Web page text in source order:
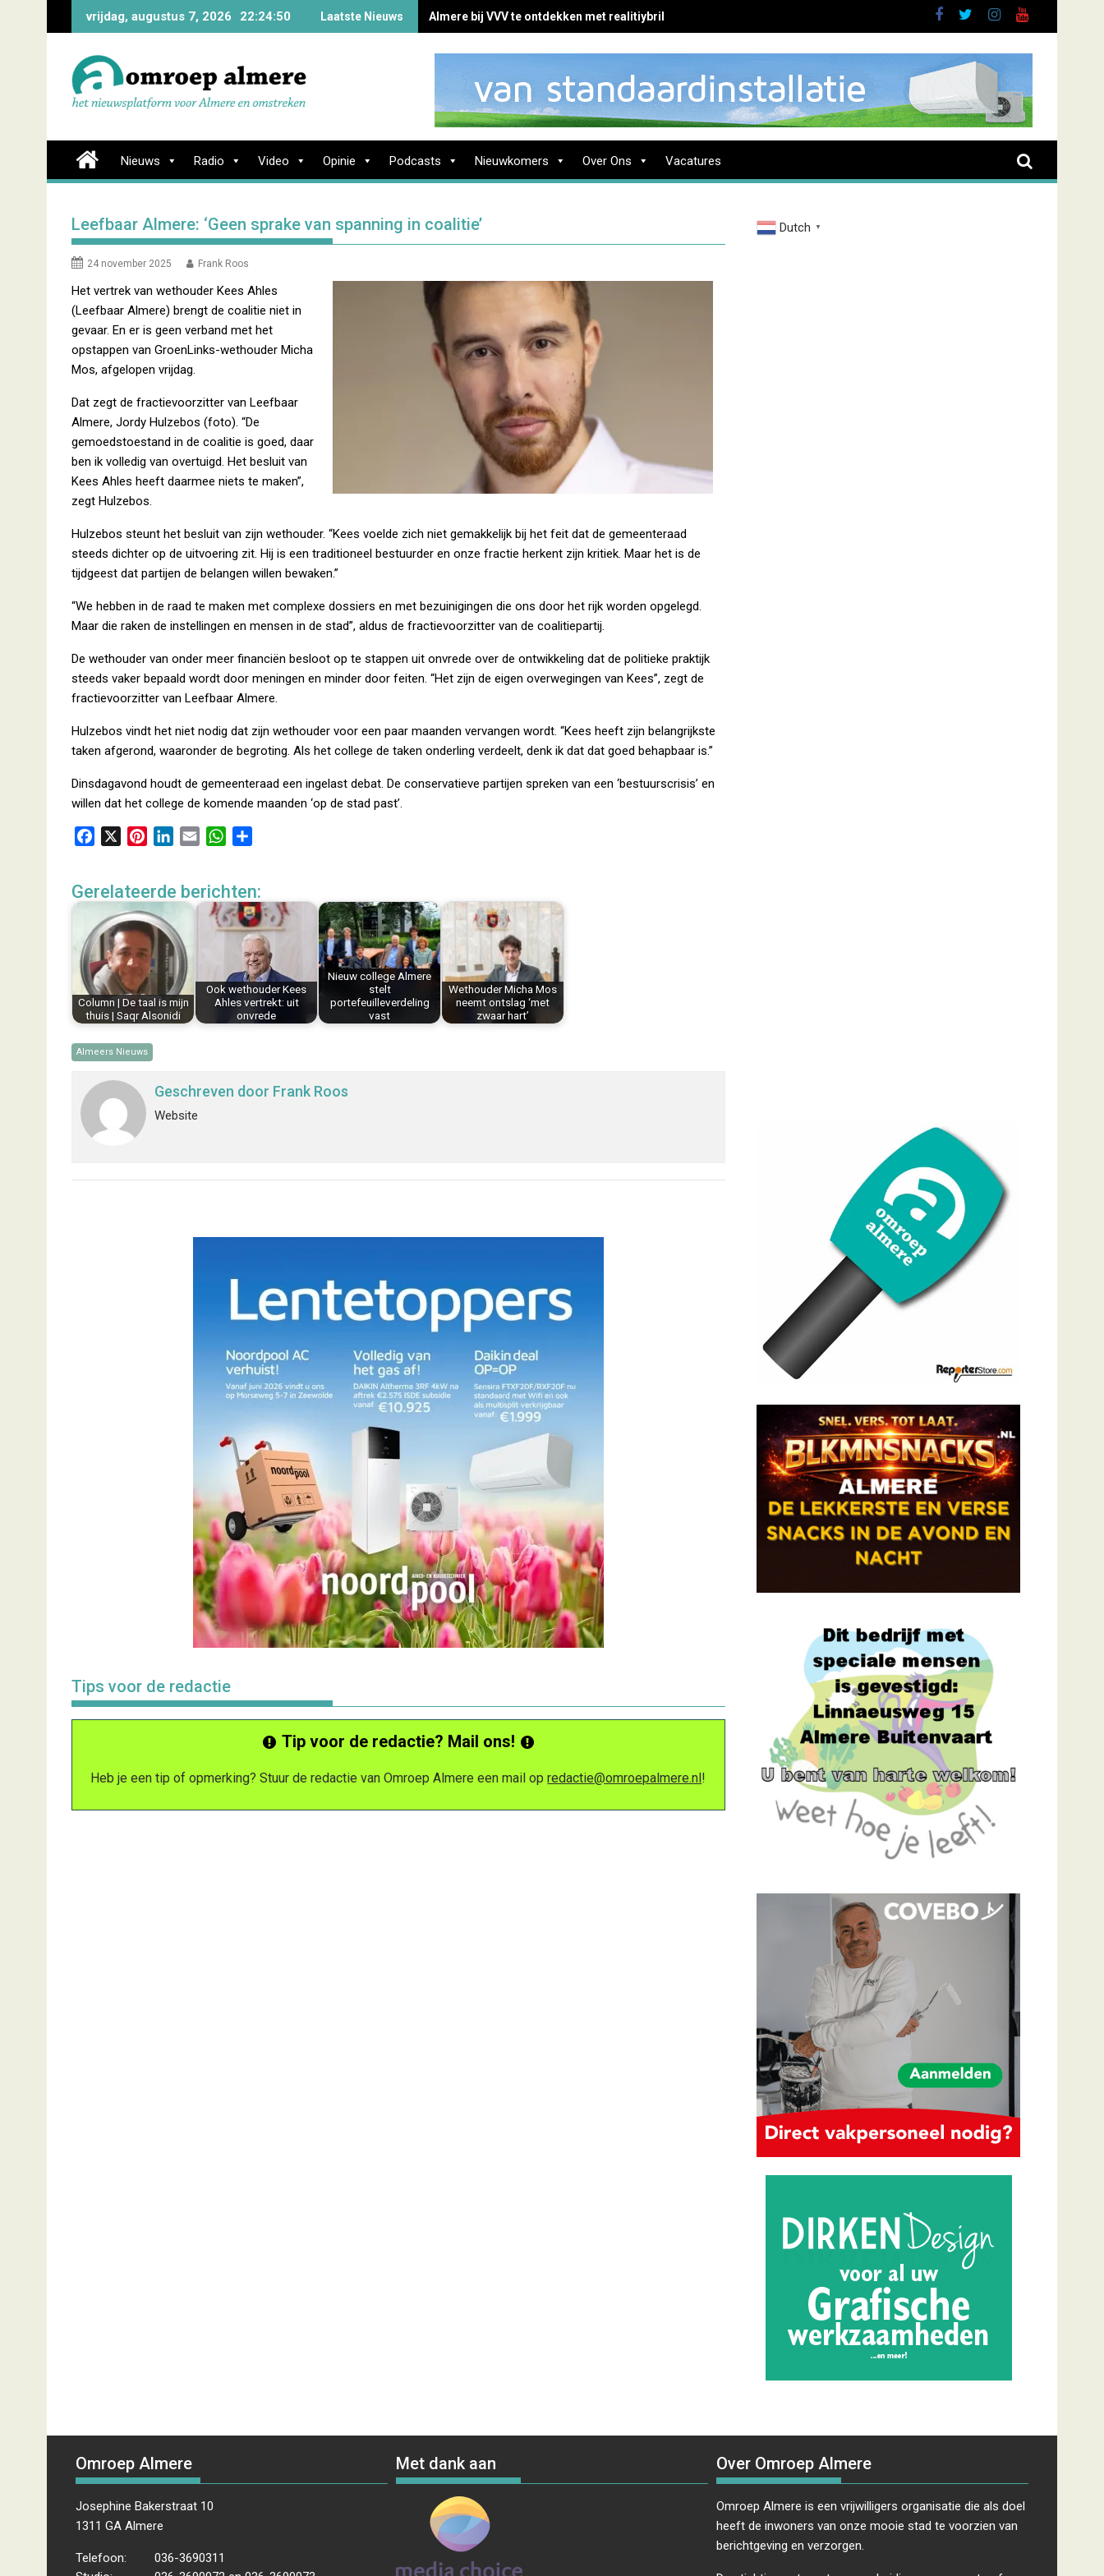
vrijdag, augustus 7, 2026 22:24:50 Laatste Nieuws Almere bij VVV te ontdekken met realitiybril
Nieuws Radio Video Opinie Podcasts Nieuwkomers Over Ons Vacatures
Leefbaar Almere: ‘Geen sprake van spanning in coalitie’
24 november 2025 Frank Roos
Het vertrek van wethouder Kees Ahles
(Leefbaar Almere) brengt de coalitie niet in
gevaar. En er is geen verband met het
opstappen van GroenLinks-wethouder Micha
Mos, afgelopen vrijdag.
Dat zegt de fractievoorzitter van Leefbaar
Almere, Jordy Hulzebos (foto). “De
gemoedstoestand in de coalitie is goed, daar
ben ik volledig van overtuigd. Het besluit van
Kees Ahles heeft daarmee niets te maken”,
zegt Hulzebos.
Hulzebos steunt het besluit van zijn wethouder. “Kees voelde zich niet gemakkelijk bij het feit dat de gemeenteraad
steeds dichter op de uitvoering zit. Hij is een traditioneel bestuurder en onze fractie herkent zijn kritiek. Maar het is de
tijdgeest dat partijen de belangen willen bewaken.”
“We hebben in de raad te maken met complexe dossiers en met bezuinigingen die ons door het rijk worden opgelegd.
Maar die raken de instellingen en mensen in de stad”, aldus de fractievoorzitter van de coalitiepartij.
De wethouder van onder meer financiën besloot op te stappen uit onvrede over de ontwikkeling dat de politieke praktijk
steeds vaker bepaald wordt door meningen en minder door feiten. “Het zijn de eigen overwegingen van Kees”, zegt de
fractievoorzitter van Leefbaar Almere.
Hulzebos vindt het niet nodig dat zijn wethouder voor een paar maanden vervangen wordt. “Kees heeft zijn belangrijkste
taken afgerond, waaronder de begroting. Als het college de taken onderling verdeelt, denk ik dat dat goed behapbaar is.”
Dinsdagavond houdt de gemeenteraad een ingelast debat. De conservatieve partijen spreken van een ‘bestuurscrisis’ en
willen dat het college de komende maanden ‘op de stad past’.
e
o
k
t
e
r
e
s
t
k
d
I
n
i
W
t
s
A
p
e
n
Gerelateerde berichten:
Column | De taal is mijn
thuis | Saqr Alsonidi
Ook wethouder Kees
Ahles vertrekt: uit
onvrede
Nieuw college Almere
stelt
portefeuilleverdeling
vast
Wethouder Micha Mos
neemt ontslag ‘met
zwaar hart’
Almeers Nieuws
Geschreven door Frank Roos
Website
Tips voor de redactie
Tip voor de redactie? Mail ons!
Heb je een tip of opmerking? Stuur de redactie van Omroep Almere een mail opredactie@omroepalmere.nl!
Dutch ▼
Omroep Almere
Josephine Bakerstraat 10
1311 GA Almere
Telefoon:
036-3690311
Met dank aan Over Omroep Almere
Omroep Almere is een vrijwilligers organisatie die als doel
heeft de inwoners van onze mooie stad te voorzien van
berichtgeving en verzorgen.